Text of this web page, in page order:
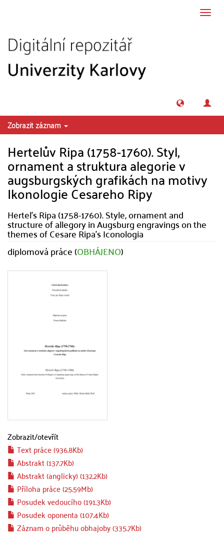
Zobrazit záznam
Hertelův Ripa (1758-1760). Styl,
ornament a struktura alegorie v
augsburgských grafikách na motivy
Ikonologie Cesareho Ripy
Hertel's Ripa (1758-1760). Style, ornament and
structure of allegory in Augsburg engravings on the
themes of Cesare Ripa's Iconologia
diplomová práce (OBHÁJENO)
Zobrazit/otevřít
Text práce (936.8Kb)
Abstrakt (137.7Kb)
Abstrakt (anglicky) (132.2Kb)
Příloha práce (25.59Mb)
Posudek vedoucího (191.3Kb)
Posudek oponenta (107.4Kb)
Záznam o průběhu obhajoby (335.7Kb)